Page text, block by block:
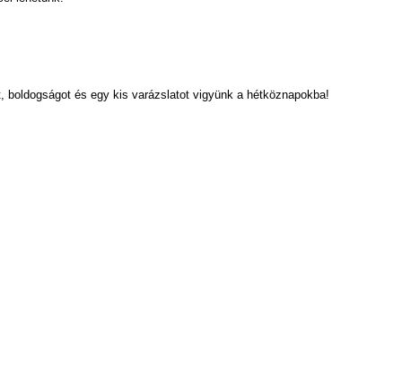
és egy kis varázslatot vigyünk a hétköznapokba!